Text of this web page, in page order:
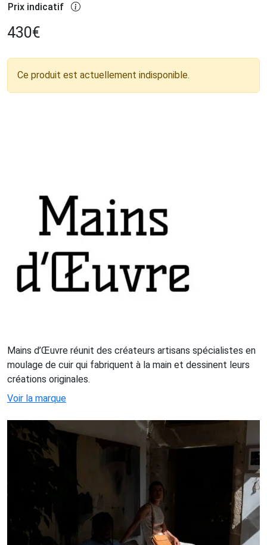
Prix indicatif
430€
Ce produit est actuellement indisponible.
Mains d’Œuvre réunit des créateurs artisans spécialistes en
moulage de cuir qui fabriquent à la main et dessinent leurs
créations originales.
Voir la marque